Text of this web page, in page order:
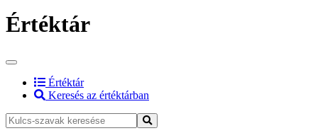
Értéktár
Értéktár
Keresés az értéktárban